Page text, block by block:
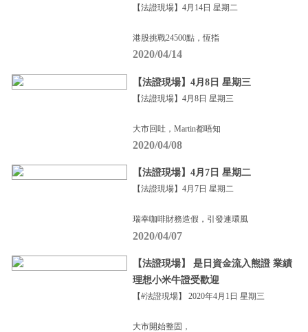
【法證現場】4月14日 星期二
港股挑戰24500點，恆指
2020/04/14
【法證現場】4月8日 星期三
【法證現場】4月8日 星期三
大市回吐，Martin都唔知
2020/04/08
【法證現場】4月7日 星期二
【法證現場】4月7日 星期二
瑞幸咖啡財務造假，引發連環風
2020/04/07
【法證現場】 是日資金流入熊證 業績
理想小米牛證受歡迎
【#法證現場】 2020年4月1日 星期三
大市開始整固，